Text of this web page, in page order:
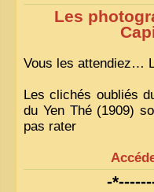
Les
Vous les attendiez…
Les clichés oubliés
du Yen Thé (1909)
pas rater
-